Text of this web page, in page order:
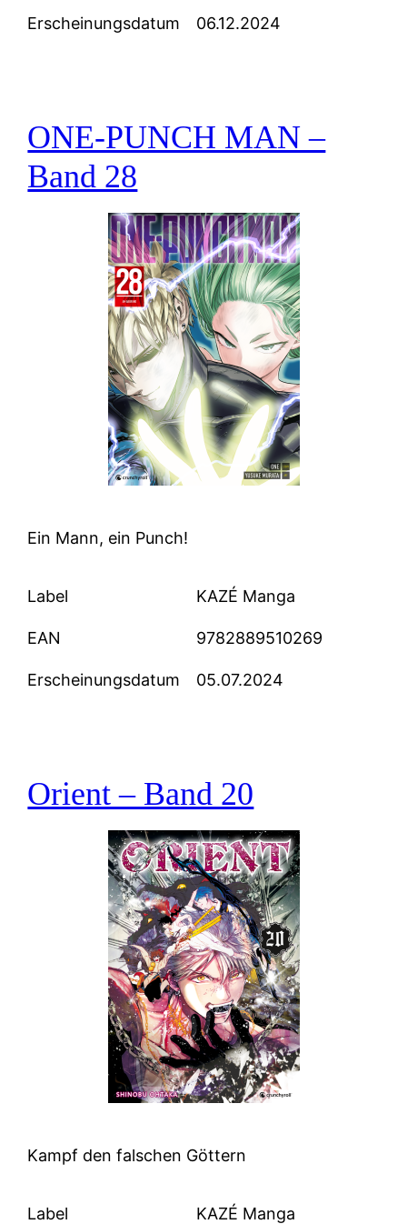
Erscheinungsdatum 06.12.2024
ONE-PUNCH MAN –
Band 28
Ein Mann, ein Punch!
Label KAZÉ Manga
EAN 9782889510269
Erscheinungsdatum 05.07.2024
Orient – Band 20
Kampf den falschen Göttern
Label KAZÉ Manga